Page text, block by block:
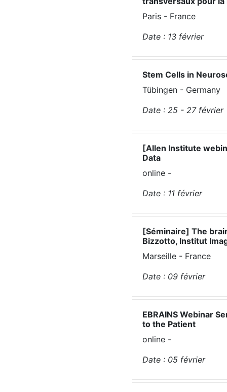
Paris - France
Date : 13 février
Stem Cells in
Tübingen - Germany
Date : 25 - 27 février
[Allen Institute
Data
online -
Date : 11 février
[Séminaire] The
Bizzotto, Institut
Marseille - France
Date : 09 février
EBRAINS Webinar
to the Patient
online -
Date : 05 février